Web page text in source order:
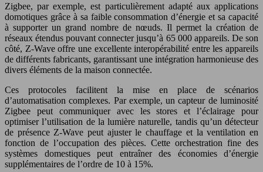
Zigbee, par exemple, est particulièrement adapté aux applications
domotiques grâce à sa faible consommation d’énergie et sa capacité
à supporter un grand nombre de nœuds. Il permet la création de
réseaux étendus pouvant connecter jusqu’à 65 000 appareils. De son
côté, Z-Wave offre une excellente interopérabilité entre les appareils
de différents fabricants, garantissant une intégration harmonieuse des
divers éléments de la maison connectée.
Ces protocoles facilitent la mise en place de scénarios
d’automatisation complexes. Par exemple, un capteur de luminosité
Zigbee peut communiquer avec les stores et l’éclairage pour
optimiser l’utilisation de la lumière naturelle, tandis qu’un détecteur
de présence Z-Wave peut ajuster le chauffage et la ventilation en
fonction de l’occupation des pièces. Cette orchestration fine des
systèmes domestiques peut entraîner des économies d’énergie
supplémentaires de l’ordre de 10 à 15%.